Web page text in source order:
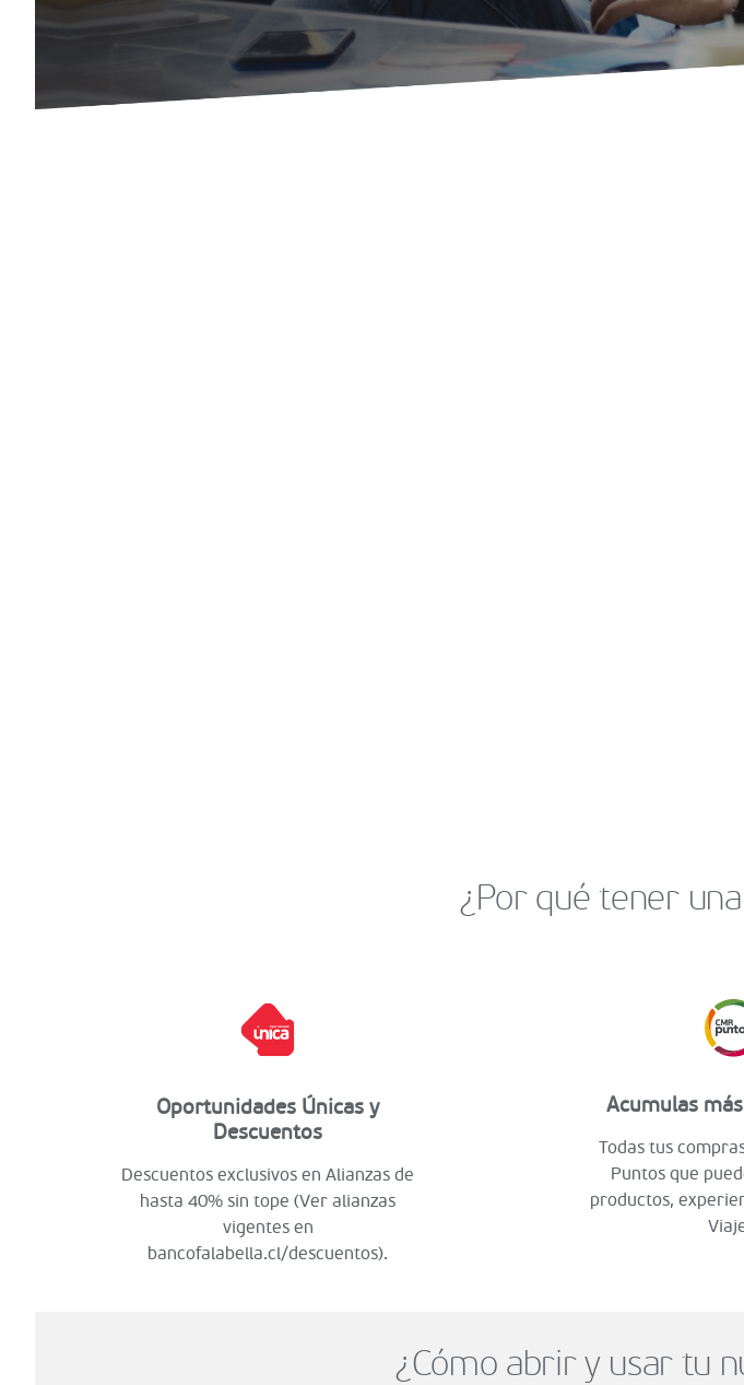
¿Por qué tener una
Oportunidades Únicas y
Descuentos
Descuentos exclusivos en Alianzas de
hasta 40% sin tope (Ver alianzas
vigentes en
bancofalabella.cl/descuentos).
Acumulas
Todas tus
Puntos que
productos,
¿Cómo abrir y usar tu